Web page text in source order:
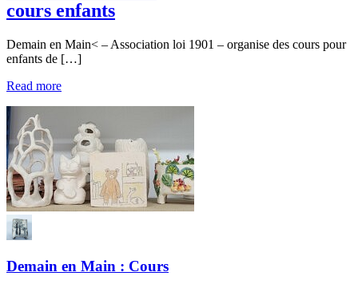
cours enfants
Demain en Main< – Association loi 1901 – organise des cours pour
enfants de […]
Read more
Demain en Main : Cours